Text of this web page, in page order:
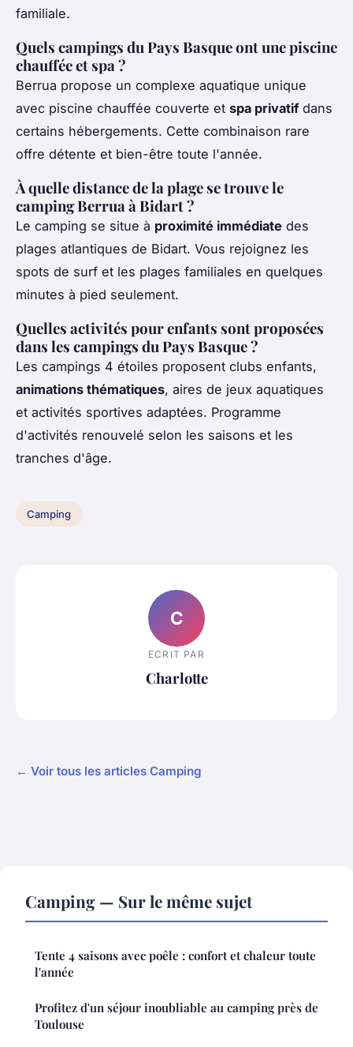
familiale.
Quels campings du Pays Basque ont une piscine
chauffée et spa ?
Berrua propose un complexe aquatique unique
avec piscine chauffée couverte et spa privatifdans
certains hébergements. Cette combinaison rare
offre détente et bien-être toute l'année.
À quelle distance de la plage se trouve le
camping Berrua à Bidart ?
Le camping se situe à proximité immédiate des
plages atlantiques de Bidart. Vous rejoignez les
spots de surf et les plages familiales en quelques
minutes à pied seulement.
Quelles activités pour enfants sont proposées
dans les campings du Pays Basque ?
Les campings 4 étoiles proposent clubs enfants,
animations thématiques, aires de jeux aquatiques
et activités sportives adaptées. Programme
d'activités renouvelé selon les saisons et les
tranches d'âge.
Camping
C
ECRIT PAR
Charlotte
← Voir tous les articles Camping
Camping — Sur le même sujet
Tente 4 saisons avec poêle : confort et chaleur toute
l'année
Profitez d'un séjour inoubliable au camping près de
Toulouse